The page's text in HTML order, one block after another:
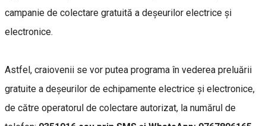
campanie de colectare gratuită a deșeurilor electrice și
electronice.
Astfel, craiovenii se vor putea programa în vederea preluării
gratuite a deșeurilor de echipamente electrice și electronice,
de către operatorul de colectare autorizat, la numărul de